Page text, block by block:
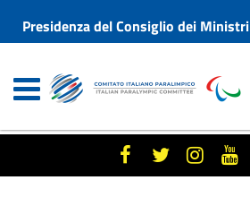
Presidenza del Consiglio dei Ministri